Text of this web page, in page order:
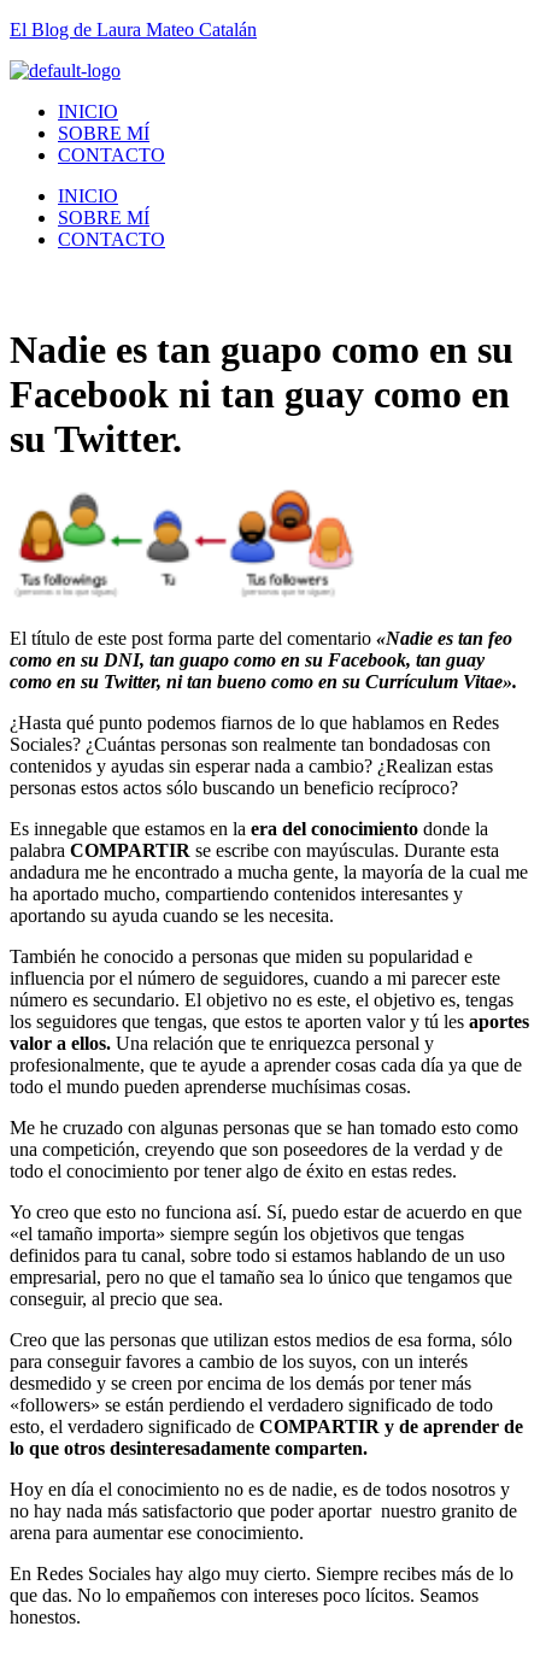
El Blog de Laura Mateo Catalán
INICIO
SOBRE MÍ
CONTACTO
INICIO
SOBRE MÍ
CONTACTO
Nadie es tan guapo como en su
Facebook ni tan guay como en
su Twitter.
El título de este post forma parte del comentario «Nadie es tan feo
como en su DNI, tan guapo como en su Facebook, tan guay
como en su Twitter, ni tan bueno como en su Currículum Vitae».
¿Hasta qué punto podemos fiarnos de lo que hablamos en Redes
Sociales? ¿Cuántas personas son realmente tan bondadosas con
contenidos y ayudas sin esperar nada a cambio? ¿Realizan estas
personas estos actos sólo buscando un beneficio recíproco?
Es innegable que estamos en la era del conocimiento donde la
palabra COMPARTIR se escribe con mayúsculas. Durante esta
andadura me he encontrado a mucha gente, la mayoría de la cual me
ha aportado mucho, compartiendo contenidos interesantes y
aportando su ayuda cuando se les necesita.
También he conocido a personas que miden su popularidad e
influencia por el número de seguidores, cuando a mi parecer este
número es secundario. El objetivo no es este, el objetivo es, tengas
los seguidores que tengas, que estos te aporten valor y tú les aportes
valor a ellos. Una relación que te enriquezca personal y
profesionalmente, que te ayude a aprender cosas cada día ya que de
todo el mundo pueden aprenderse muchísimas cosas.
Me he cruzado con algunas personas que se han tomado esto como
una competición, creyendo que son poseedores de la verdad y de
todo el conocimiento por tener algo de éxito en estas redes.
Yo creo que esto no funciona así. Sí, puedo estar de acuerdo en que
«el tamaño importa» siempre según los objetivos que tengas
definidos para tu canal, sobre todo si estamos hablando de un uso
empresarial, pero no que el tamaño sea lo único que tengamos que
conseguir, al precio que sea.
Creo que las personas que utilizan estos medios de esa forma, sólo
para conseguir favores a cambio de los suyos, con un interés
desmedido y se creen por encima de los demás por tener más
«followers» se están perdiendo el verdadero significado de todo
esto, el verdadero significado de COMPARTIR y de aprender de
lo que otros desinteresadamente comparten.
Hoy en día el conocimiento no es de nadie, es de todos nosotros y
no hay nada más satisfactorio que poder aportar nuestro granito de
arena para aumentar ese conocimiento.
En Redes Sociales hay algo muy cierto. Siempre recibes más de lo
que das. No lo empañemos con intereses poco lícitos. Seamos
honestos.